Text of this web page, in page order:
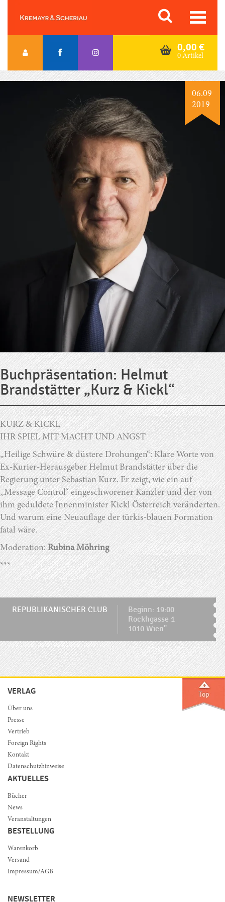
content
Orac K&S
0,00 €
0 Artikel
06.09
2019
Buchpräsentation: Helmut
Brandstätter „Kurz & Kickl“
KURZ & KICKL
IHR SPIEL MIT MACHT UND ANGST
„Heilige Schwüre & düstere Drohungen“: Klare Worte von
Ex-Kurier-Herausgeber Helmut Brandstätter über die
Regierung unter Sebastian Kurz. Er zeigt, wie ein auf
„Message Control“ eingeschworener Kanzler und der von
ihm geduldete Innenminister Kickl Österreich veränderten.
Und warum eine Neuauflage der türkis-blauen Formation
fatal wäre.
Moderation:Rubina Möhring
***
REPUBLIKANISCHER CLUB
Beginn: 19:00
Rockhgasse 1
1010 Wien"
VERLAG
Über uns
Presse
Vertrieb
Foreign Rights
Kontakt
Datenschutzhinweise
AKTUELLES
Bücher
News
Veranstaltungen
BESTELLUNG
Warenkorb
Versand
Impressum/AGB
NEWSLETTER